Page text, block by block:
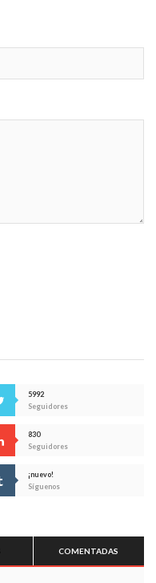
5992
Seguidores
830
Seguidores
¡nuevo!
Síguenos
COMENTADAS